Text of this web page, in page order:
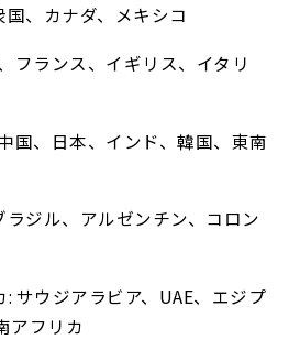
、カナダ、メキシコ
フランス、イギリス、イタリ
国、日本、インド、韓国、東南
ラジル、アルゼンチン、コロン
サウジアラビア、UAE、エジプ
アフリカ